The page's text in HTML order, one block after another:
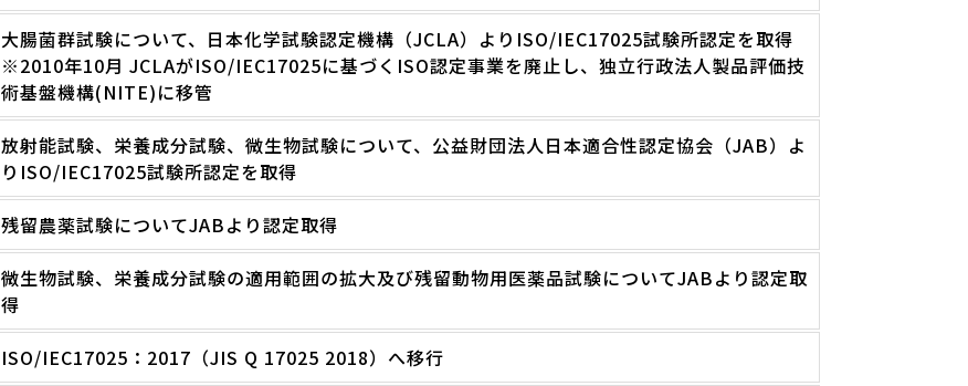
大腸菌群試験について、日本化学試験認定機構（JCLA）よりISO/IEC17025試験所認定を取得
※2010年10月 JCLAがISO/IEC17025に基づくISO認定事業を廃止し、独立行政法人製品評価技
術基盤機構(NITE)に移管
放射能試験、栄養成分試験、微生物試験について、公益財団法人日本適合性認定協会（JAB）よ
りISO/IEC17025試験所認定を取得
残留農薬試験についてJABより認定取得
微生物試験、栄養成分試験の適用範囲の拡大及び残留動物用医薬品試験についてJABより認定取
得
ISO/IEC17025：2017（JIS Q 17025 2018）へ移行